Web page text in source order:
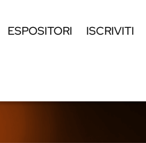
ESPOSITORI ISCRIVITI